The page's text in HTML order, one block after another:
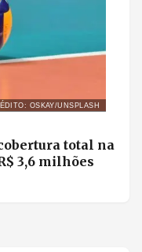
OSKAY/UNSPLASH
total na
3,6 milhões